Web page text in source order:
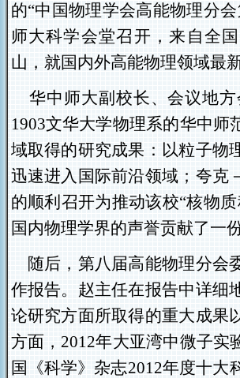
的“中国物理学会高能物理分
师大科学会堂召开，来自全
山，就国内外高能物理领域最
华中师大副校长、会议地方
1903文华大学物理系的华中
域取得的研究成果：以粒子物
迅速进入国际前沿领域；夸克
的顺利召开为推动该校“核物
国内物理学界的声誉贡献了一
随后，第八届高能物理分会
作报告。赵主任在报告中详细
论研究方面所取得的重大成果
方面，2012年大亚湾中微子实
国《科学》杂志2012年度十大